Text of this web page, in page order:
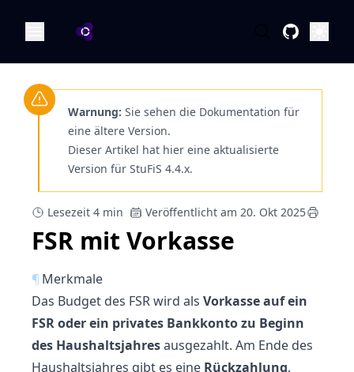
OA Dokumentation
Warnung: Sie sehen die Dokumentation für
eine ältere Version.
Dieser Artikel hat hier eine aktualisierte
Version für StuFiS 4.4.x.
Lesezeit 4 min Veröffentlicht am 20. Okt 2025
FSR mit Vorkasse
¶ Merkmale
Das Budget des FSR wird als Vorkasse auf ein
FSR oder ein privates Bankkonto zu Beginn
des Haushaltsjahresausgezahlt. Am Ende des
Haushaltsjahres gibt es eine Rückzahlung.